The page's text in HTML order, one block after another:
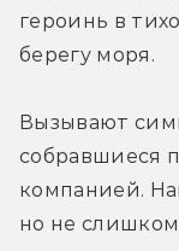
героинь в
берегу моря.
Вызывают
собравшиеся
компанией.
но не